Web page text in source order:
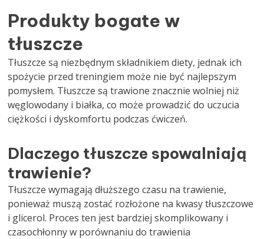
Produkty bogate w
tłuszcze
Tłuszcze są niezbędnym składnikiem diety, jednak ich
spożycie przed treningiem może nie być najlepszym
pomysłem. Tłuszcze są trawione znacznie wolniej niż
węglowodany i białka, co może prowadzić do uczucia
ciężkości i dyskomfortu podczas ćwiczeń.
Dlaczego tłuszcze spowalniają
trawienie?
Tłuszcze wymagają dłuższego czasu na trawienie,
ponieważ muszą zostać rozłożone na kwasy tłuszczowe
i glicerol. Proces ten jest bardziej skomplikowany i
czasochłonny w porównaniu do trawienia